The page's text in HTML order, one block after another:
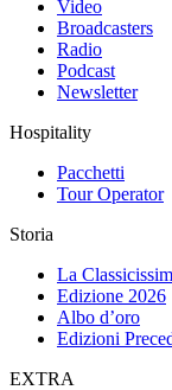
Video
Broadcasters
Radio
Podcast
Newsletter
Hospitality
Pacchetti
Tour Operator
Storia
La
Edizione 2026
Albo d’oro
Edizioni
EXTRA